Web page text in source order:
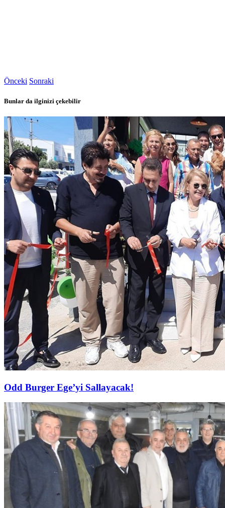
Önceki Sonraki
Bunlar da ilginizi çekebilir
Odd Burger Ege’yi Sallayacak!